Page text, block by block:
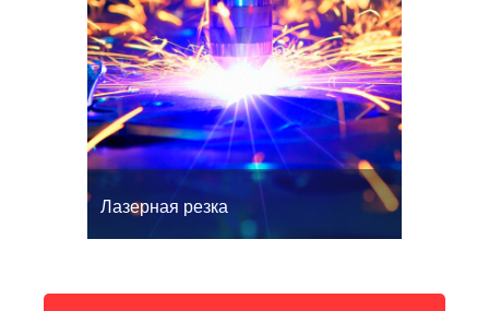
Лазерная резка